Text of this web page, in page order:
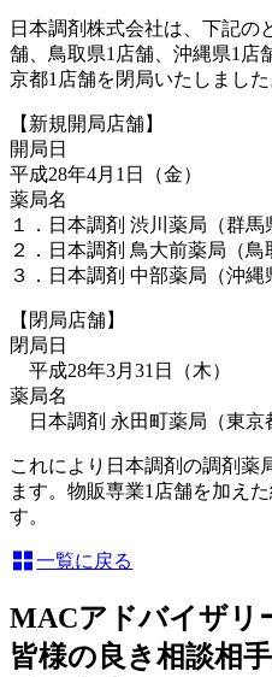
日本調剤株式会社は、下記の
舗、鳥取県1店舗、沖縄県1店
京都1店舗を閉局いたしました
【新規開局店舗】
開局日
平成28年4月1日（金）
薬局名
１．日本調剤 渋川薬局（群馬
２．日本調剤 鳥大前薬局（鳥
３．日本調剤 中部薬局（沖縄
【閉局店舗】
閉局日
平成28年3月31日（木）
薬局名
日本調剤 永田町薬局（東京
これにより日本調剤の調剤薬
ます。物販専業1店舗を加え
す。
一覧に戻る
MACアドバイザリ
皆様の良き相談相